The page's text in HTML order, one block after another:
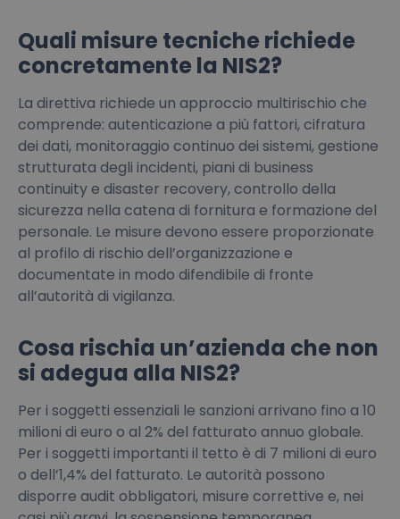
Quali misure tecniche richiede
concretamente la NIS2?
La direttiva richiede un approccio multirischio che
comprende: autenticazione a più fattori, cifratura
dei dati, monitoraggio continuo dei sistemi, gestione
strutturata degli incidenti, piani di business
continuity e disaster recovery, controllo della
sicurezza nella catena di fornitura e formazione del
personale. Le misure devono essere proporzionate
al profilo di rischio dell’organizzazione e
documentate in modo difendibile di fronte
all’autorità di vigilanza.
Cosa rischia un’azienda che non
si adegua alla NIS2?
Per i soggetti essenziali le sanzioni arrivano fino a 10
milioni di euro o al 2% del fatturato annuo globale.
Per i soggetti importanti il tetto è di 7 milioni di euro
o dell’1,4% del fatturato. Le autorità possono
disporre audit obbligatori, misure correttive e, nei